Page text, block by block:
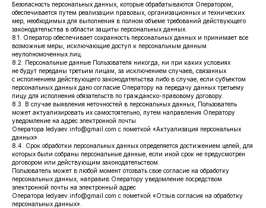
Безопасность персональных данных, которые обрабатываются Оператором,
обеспечивается путем реализации правовых, организационных и технических
мер, необходимых для выполнения в полном объеме требований действующего
законодательства в области защиты персональных данных.
8.1. Оператор обеспечивает сохранность персональных данных и принимает все
возможные меры, исключающие доступ к персональным данным
неуполномоченных лиц.
8.2. Персональные данные Пользователя никогда, ни при каких условиях
не будут переданы третьим лицам, за исключением случаев, связанных
с исполнением действующего законодательства либо в случае, если субъектом
персональных данных дано согласие Оператору на передачу данных третьему
лицу для исполнения обязательств по гражданско-правовому договору.
8.3. В случае выявления неточностей в персональных данных, Пользователь
может актуализировать их самостоятельно, путем направления Оператору
уведомление на адрес электронной почты
Оператора ledyaev.info@gmail.com с пометкой «Актуализация персональных
данных».
8.4. Срок обработки персональных данных определяется достижением целей, для
которых были собраны персональные данные, если иной срок не предусмотрен
договором или действующим законодательством.
Пользователь может в любой момент отозвать свое согласие на обработку
персональных данных, направив Оператору уведомление посредством
электронной почты на электронный адрес
Оператора ledyaev.info@gmail.com с пометкой «Отзыв согласия на обработку
персональных данных».